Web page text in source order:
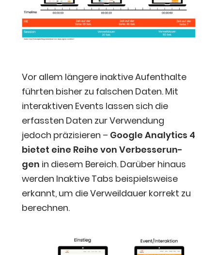
Vor allem län­ge­re inak­ti­ve Auf­ent­hal­te
führ­ten bis­her zu fal­schen Daten. Mit
inter­ak­ti­ven Events las­sen sich die
erfass­ten Daten zur Ver­wen­dung
jedoch prä­zi­sie­ren – Goog­le Ana­ly­tics 4
bie­tet eine Rei­he von Ver­bes­se­run­
gen in die­sem Bereich. Dar­über hin­aus
wer­den Inak­ti­ve Tabs bei­spiels­wei­se
erkannt, um die Ver­weil­dau­er kor­rekt zu
berechnen.